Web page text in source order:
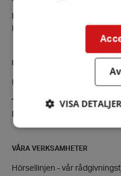
Hörselskadades Riksförbund
Tel:
08-457 55 00 (växel)
VÅRA VERKSAMHETER
Hörsellinjen - vår
VISA
Strikt nödvändigt